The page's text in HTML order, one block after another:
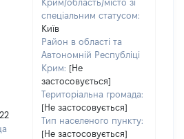
Крим/область/місто зі
спеціальним статусом:
Київ
Район в області та
Автономній Республіці
Крим: [Не
застосовується]
Територіальна громада:
[Не застосовується]
Тип населеного пункту:
[Не застосовується]